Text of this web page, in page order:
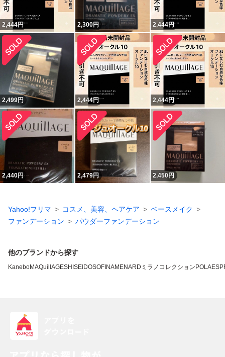
2,444円 2,300円 2,444円
2,499円 2,444円 2,444円
2,440円 2,479円 2,450円
Yahoo!フリマ コスメ、美容、ヘアケア
ベースメイク
ファンデーション
パウダーファンデーション
他のブランドから探す
KaneboMAQuillAGESHISEIDOSOFINAMENARD ミラノコレクション POLA